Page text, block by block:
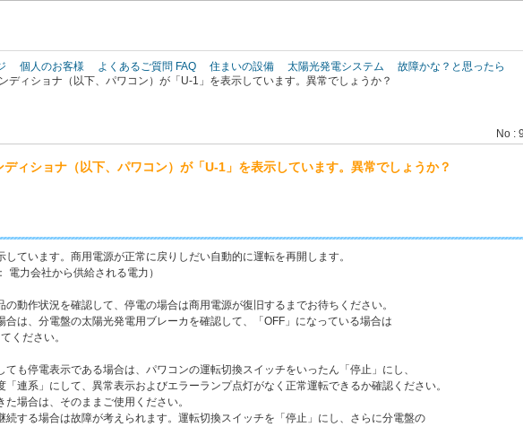
個人のお客様 よくあるご質問 FAQ 住まいの設備 太陽光発電システム
故障かな？と思ったら
ディショナ（以下、パワコン）が「U-1」を表示しています。異常でしょうか？
No :
ディショナ（以下、パワコン）が「U-1」を表示しています。異常でしょうか？
しています。商用電源が正常に戻りしだい自動的に運転を再開します。
電力会社から供給される電力）
の動作状況を確認して、停電の場合は商用電源が復旧するまでお待ちください。
合は、分電盤の太陽光発電用ブレーカを確認して、「OFF」になっている場合は
ください。
ても停電表示である場合は、パワコンの運転切換スイッチをいったん「停止」にし、
「連系」にして、異常表示およびエラーランプ点灯がなく正常運転できるか確認ください。
た場合は、そのままご使用ください。
続する場合は故障が考えられます。運転切換スイッチを「停止」にし、さらに分電盤の